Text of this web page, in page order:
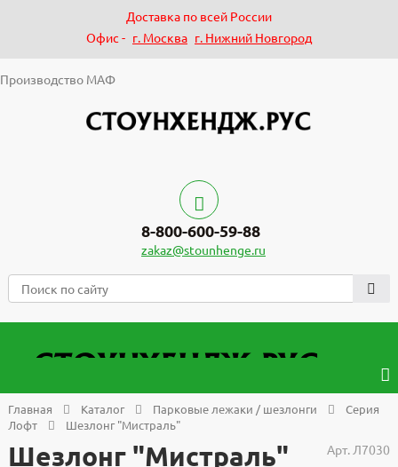
Доставка по всей России
Офис - г. Москва г. Нижний Новгород
Производство МАФ
8-800-600-59-88
zakaz@stounhenge.ru
Главная Каталог Парковые лежаки / шезлонги
Серия
Лофт
Шезлонг "Мистраль"
Арт. Л7030
Шезлонг "Мистраль"